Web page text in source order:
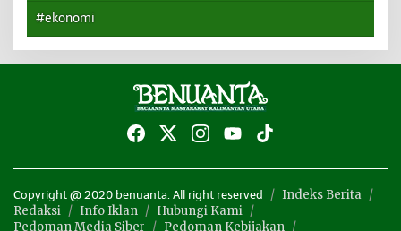
#ekonomi
Copyright @ 2020 benuanta. All right reserved
Indeks Berita
Redaksi
Info Iklan
Hubungi Kami
Pedoman Media Siber
Pedoman Kebijakan